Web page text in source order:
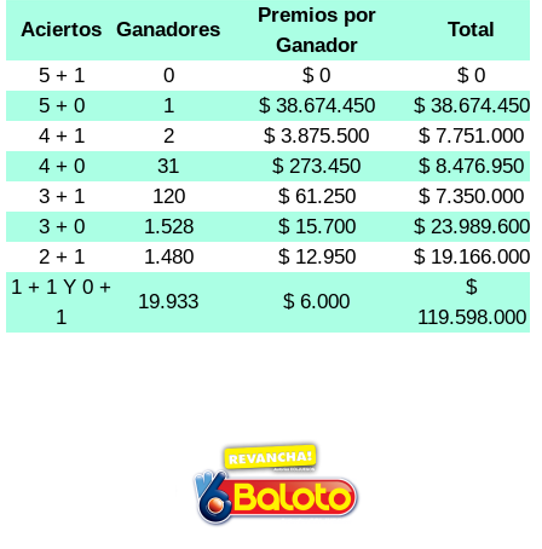
Aciertos
Ganadores
Premios por
Ganador
Total
5 + 1
0 $ 0
$ 0
5 + 0
1 $ 38.674.450
$ 38.674.450
4 + 1
2 $ 3.875.500
$ 7.751.000
4 + 0
31 $ 273.450
$ 8.476.950
3 + 1
120 $ 61.250
$ 7.350.000
3 + 0
1.528 $ 15.700
$ 23.989.600
2 + 1
1.480 $ 12.950
$ 19.166.000
1 + 1 Y 0 +
1
19.933 $ 6.000
$
119.598.000